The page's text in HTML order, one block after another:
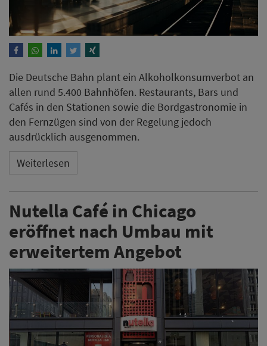
Die Deutsche Bahn plant ein Alkoholkonsumverbot an
allen rund 5.400 Bahnhöfen. Restaurants, Bars und
Cafés in den Stationen sowie die Bordgastronomie in
den Fernzügen sind von der Regelung jedoch
ausdrücklich ausgenommen.
Weiterlesen
Nutella Café in Chicago
eröffnet nach Umbau mit
erweitertem Angebot